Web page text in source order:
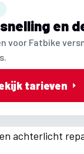
en
voor Fatbike
tarieven